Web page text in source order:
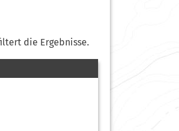
die Ergebnisse.